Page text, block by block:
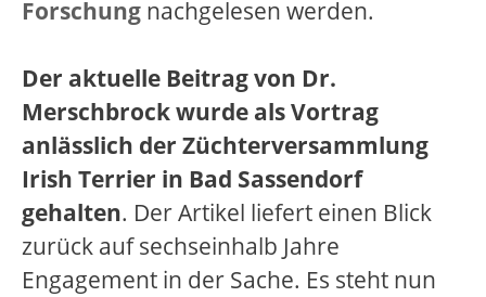
Forschung nachgelesen werden.
Der aktuelle Beitrag von Dr.
Merschbrock wurde als Vortrag
anlässlich der Züchterversammlung
Irish Terrier in Bad Sassendorf
gehalten. Der Artikel liefert einen Blick
zurück auf sechseinhalb Jahre
Engagement in der Sache. Es steht nun